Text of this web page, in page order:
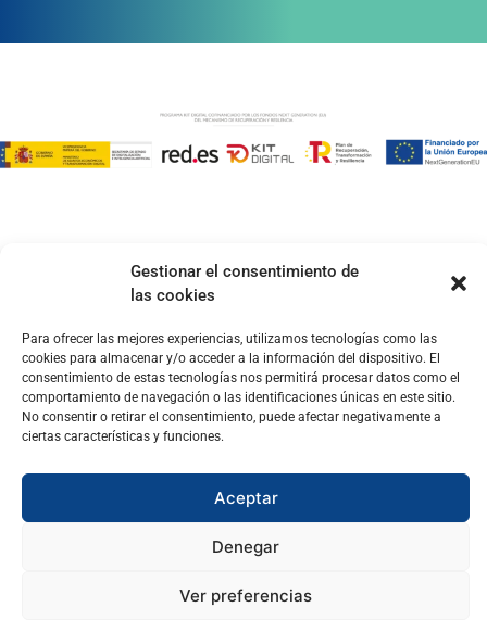
Gestionar el consentimiento de
las cookies
Para ofrecer las mejores experiencias, utilizamos tecnologías como las
cookies para almacenar y/o acceder a la información del dispositivo. El
consentimiento de estas tecnologías nos permitirá procesar datos como el
comportamiento de navegación o las identificaciones únicas en este sitio.
No consentir o retirar el consentimiento, puede afectar negativamente a
ciertas características y funciones.
Aceptar
Denegar
Ver preferencias